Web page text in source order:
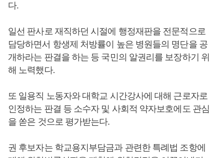
다.
일선 판사로 재직하던 시절에 행정재판을 전문적으로
담당하면서 항생제 처방률이 높은 병원들의 명단을 공
개하라는 판결을 하는 등 국민의 알권리를 보장하기 위
해 노력했다.
또 일용직 노동자와 대학교 시간강사에 대해 근로자로
인정하는 판결 등 소수자 및 사회적 약자보호에도 관심
을 쏟은 것으로 평가받는다.
권 후보자는 학교용지부담금과 관련한 특례법 조항에